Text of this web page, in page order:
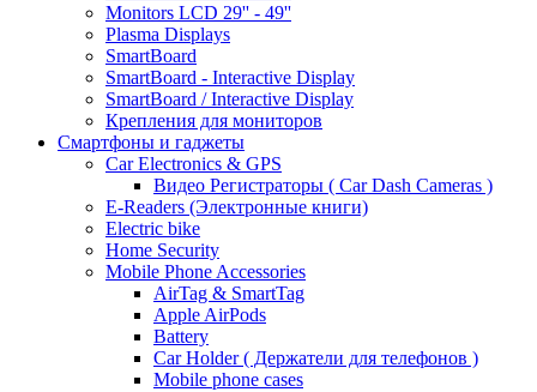
Monitors LCD 29'' - 49''
Plasma Displays
SmartBoard
SmartBoard - Interactive Display
SmartBoard / Interactive Display
Крепления для мониторов
Смартфоны и гаджеты
Car Electronics & GPS
Видео Регистраторы ( Car Dash Cameras )
E-Readers (Электронные книги)
Electric bike
Home Security
Mobile Phone Accessories
AirTag & SmartTag
Apple AirPods
Battery
Car Holder ( Держатели для телефонов )
Mobile phone cases